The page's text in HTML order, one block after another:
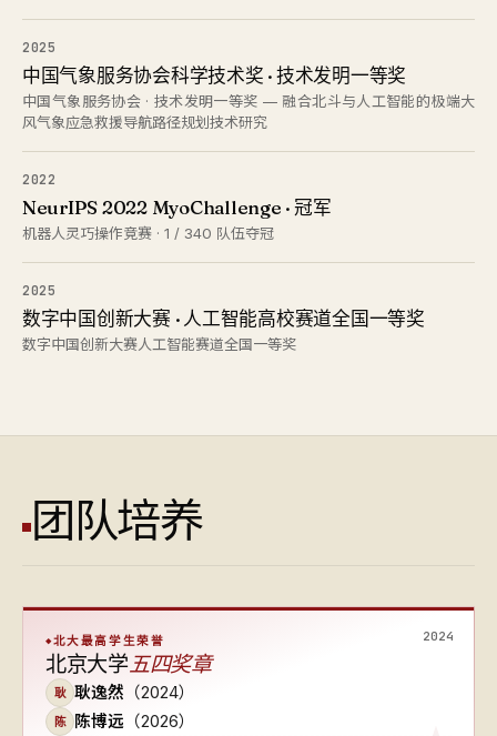
2025
中国气象服务协会科学技术奖 · 技术发明一等奖
中国气象服务协会 · 技术发明一等奖 — 融合北斗与人工智能的极端大
风气象应急救援导航路径规划技术研究
2022
NeurIPS 2022 MyoChallenge · 冠军
机器人灵巧操作竞赛 · 1 / 340 队伍夺冠
2025
数字中国创新大赛 · 人工智能高校赛道全国一等奖
数字中国创新大赛人工智能赛道全国一等奖
团队培养
2024
北大最高学生荣誉
北京大学五四奖章
耿 耿逸然 （2024）
陈 陈博远 （2026）